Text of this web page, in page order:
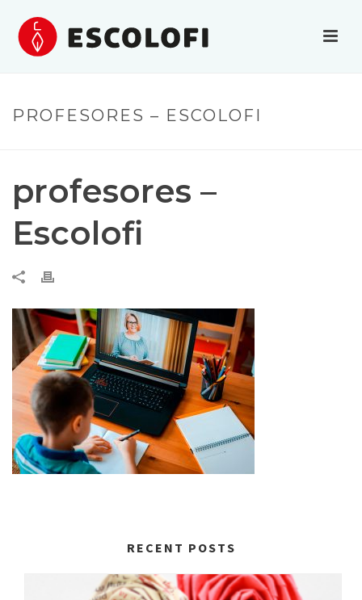
PROFESORES – ESCOLOFI
profesores –
Escolofi
RECENT POSTS